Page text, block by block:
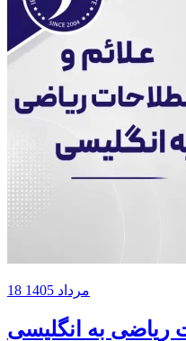
18 مرداد 1405
ریاضی به انگلیسی